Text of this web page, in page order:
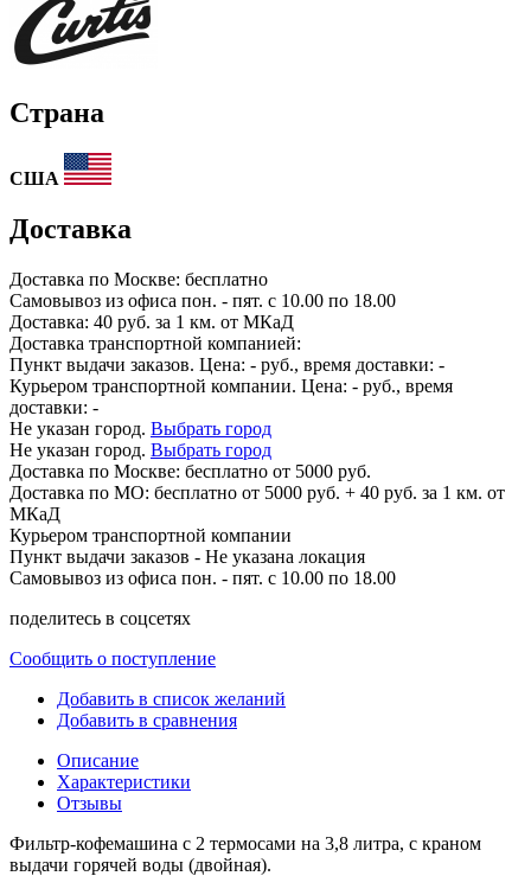
Страна
США
Доставка
Доставка по Москве: бесплатно
Самовывоз из офиса пон. - пят. с 10.00 по 18.00
Доставка: 40 руб. за 1 км. от МКаД
Доставка транспортной компанией:
Пункт выдачи заказов. Цена: - руб., время доставки: -
Курьером транспортной компании. Цена: - руб., время
доставки: -
Не указан город. Выбрать город
Не указан город. Выбрать город
Доставка по Москве: бесплатно от 5000 руб.
Доставка по МО: бесплатно от 5000 руб. + 40 руб. за 1 км. от
МКаД
Курьером транспортной компании
Пункт выдачи заказов - Не указана локация
Самовывоз из офиса пон. - пят. с 10.00 по 18.00
поделитесь в соцсетях
Сообщить о поступление
Добавить в список желаний
Добавить в сравнения
Описание
Характеристики
Отзывы
Фильтр-кофемашина с 2 термосами на 3,8 литра, с краном
выдачи горячей воды (двойная).